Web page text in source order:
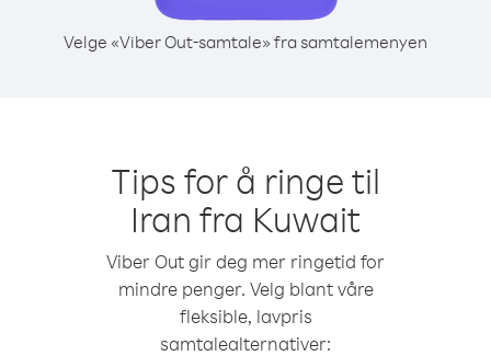
Velge «Viber Out-samtale» fra samtalemenyen
Tips for å ringe til
Iran fra Kuwait
Viber Out gir deg mer ringetid for
mindre penger. Velg blant våre
fleksible, lavpris
samtalealternativer: